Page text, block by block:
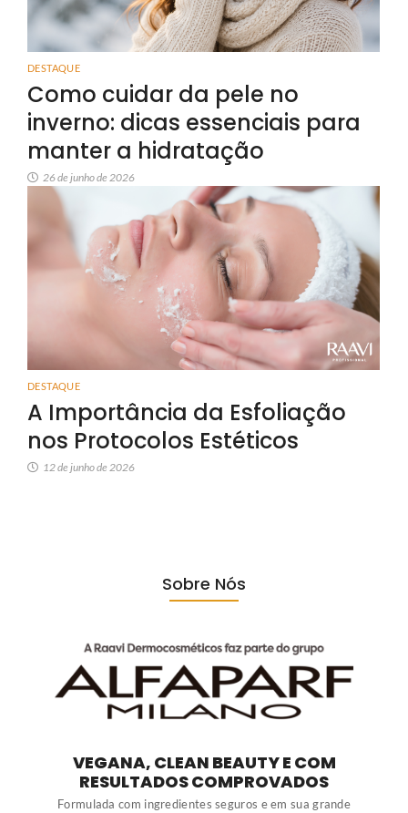
DESTAQUE
Como cuidar da pele no
inverno: dicas essenciais para
manter a hidratação
26 de junho de 2026
DESTAQUE
A Importância da Esfoliação
nos Protocolos Estéticos
12 de junho de 2026
Sobre Nós
VEGANA, CLEAN BEAUTY E COM
RESULTADOS COMPROVADOS
Formulada com ingredientes seguros e em sua grande